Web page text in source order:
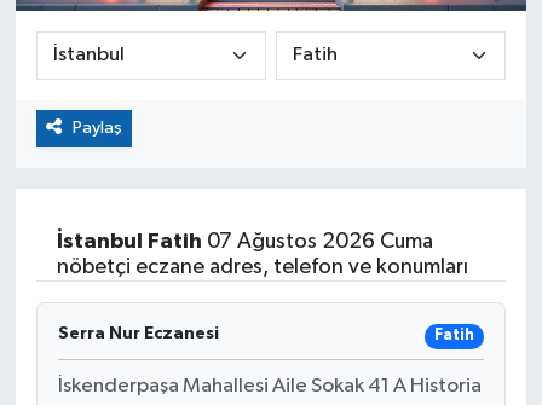
Paylaş
İstanbul Fatih 07 Ağustos 2026 Cuma
nöbetçi eczane adres, telefon ve konumları
Serra Nur Eczanesi Fatih
İskenderpaşa Mahallesi Aile Sokak 41 A Historia